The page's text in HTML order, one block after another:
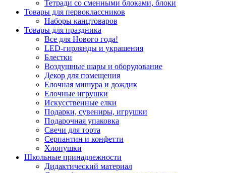
Тетради со сменными блоками, блоки
Товары для первоклассников
Наборы канцтоваров
Товары для праздника
Все для Нового года!
LED-гирлянды и украшения
Блестки
Воздушные шары и оборудование
Декор для помещения
Елочная мишура и дождик
Елочные игрушки
Искусственные елки
Подарки, сувениры, игрушки
Подарочная упаковка
Свечи для торта
Серпантин и конфетти
Хлопушки
Школьные принадлежности
Дидактический материал